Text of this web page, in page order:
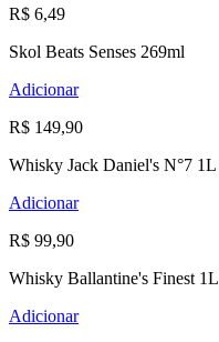
R$ 6,49
Skol Beats Senses 269ml
Adicionar
R$ 149,90
Whisky Jack Daniel's N°7 1L
Adicionar
R$ 99,90
Whisky Ballantine's Finest 1L
Adicionar